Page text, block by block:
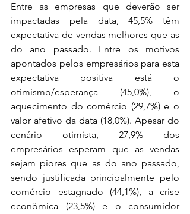
Entre as empresas que deverão ser
impactadas pela data, 45,5% têm
expectativa de vendas melhores que as
do ano passado. Entre os motivos
apontados pelos empresários para esta
expectativa positiva está o
otimismo/esperança (45,0%), o
aquecimento do comércio (29,7%) e o
valor afetivo da data (18,0%). Apesar do
cenário otimista, 27,9% dos
empresários esperam que as vendas
sejam piores que as do ano passado,
sendo justificada principalmente pelo
comércio estagnado (44,1%), a crise
econômica (23,5%) e o consumidor